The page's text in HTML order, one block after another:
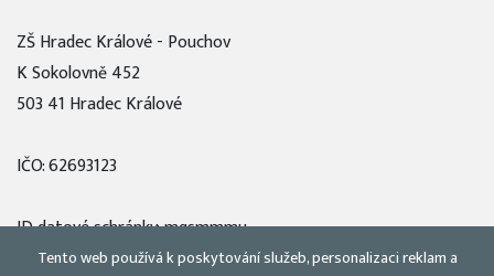
ZŠ Hradec Králové - Pouchov
K Sokolovně 452
503 41 Hradec Králové
IČO: 62693123
ID datové schránky: mqsmmmu
Tento web používá k poskytování služeb, personalizaci reklam a